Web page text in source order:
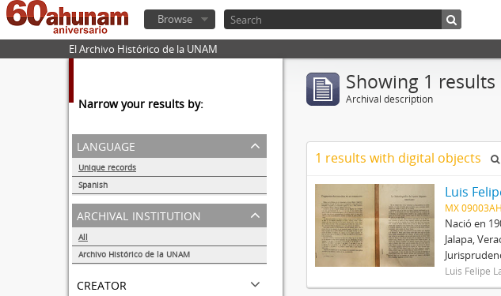
Browse
El Archivo Histórico de la UNAM
Narrow your results by:
language
Unique records
Spanish
1
archival institution
All
Archivo Histórico de la UNAM
creator
Showing 1 results
Archival description
1 results with digital objects
Luis
MX
Nació en
Jalapa,
Luis Felipe